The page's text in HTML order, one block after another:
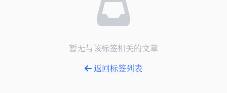
暂无与该标签相关的文章
返回标签列表